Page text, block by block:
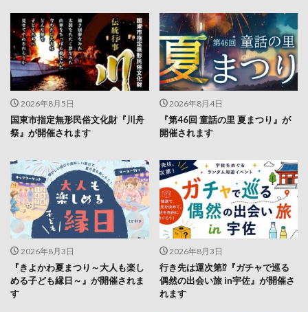
2026年8月5日
国東市指定無形民俗文化財『川舟
祭』が開催されます
2026年8月4日
『第46回 童話の里 夏まつり』が
開催されます
2026年8月3日
『きよかわ夏まつり～大人も楽し
める子ども縁日～』が開催されま
す
2026年8月3日
行き先は運次第⁉『ガチャで巡る
偶然の出会い旅 in宇佐』が開催さ
れます